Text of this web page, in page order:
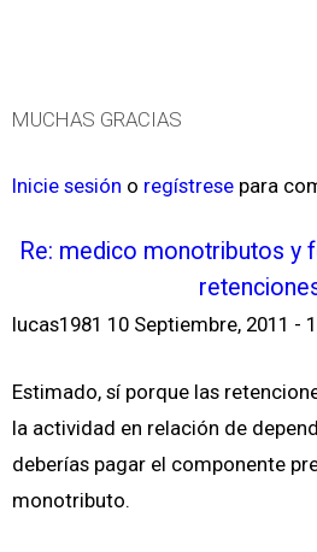
MUCHAS GRACIAS
Inicie sesión o regístrese para
Re: medico monotributos y
lucas1981 10 Septiembre, 2011 -
Estimado, sí porque las
la actividad en relación de
deberías pagar el componente
monotributo.